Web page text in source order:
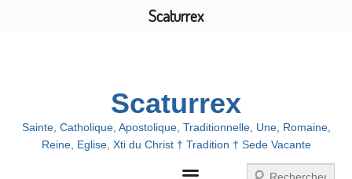
Menu
Scaturrex
Sainte, Catholique, Apostolique, Traditionnelle, Une, Romaine,
Reine, Eglise, Xti du Christ † Tradition † Sede Vacante
Zoeken
Scaturrex